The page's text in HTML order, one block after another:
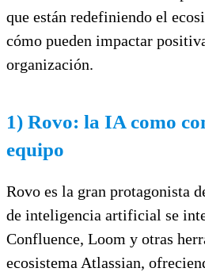
que están redefiniendo el
cómo pueden impactar
organización.
1) Rovo: la IA como
equipo
Rovo es la gran protagonista
de inteligencia artificial se
Confluence, Loom y otras
ecosistema Atlassian,